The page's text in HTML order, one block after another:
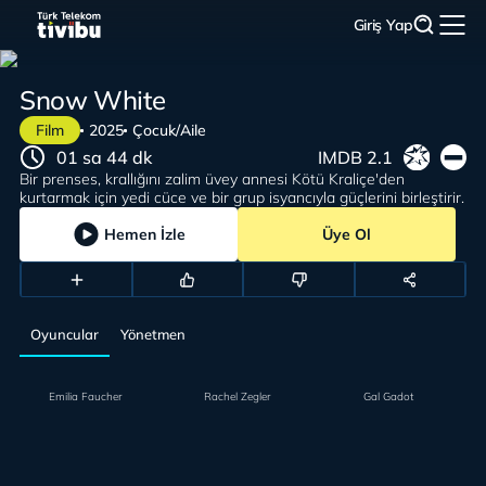
Giriş Yap
Film 2025 Çocuk/Aile
Snow White
Bir prenses, krallığını zalim üvey annesi Kötü Kraliçe'den
kurtarmak için yedi cüce ve bir grup isyancıyla güçlerini birleştirir.
01 sa 44 dk IMDB 2.1
Hemen İzle Üye Ol
Oyuncular Yönetmen
Emilia Faucher Rachel Zegler Gal Gadot